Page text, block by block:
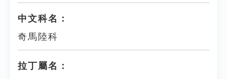
中文科名：
奇馬陸科
拉丁屬名：